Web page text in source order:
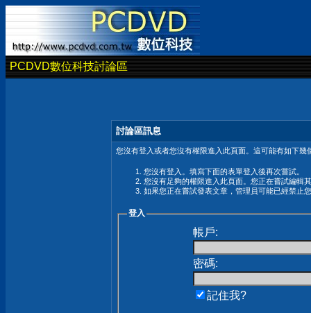
PCDVD數位科技討論區
討論區訊息
您沒有登入或者您沒有權限進入此頁面。這可能有如下幾
您沒有登入。填寫下面的表單登入後再次嘗試。
您沒有足夠的權限進入此頁面。您正在嘗試編輯
如果您正在嘗試發表文章，管理員可能已經禁止
登入
帳戶:
密碼:
記住我?